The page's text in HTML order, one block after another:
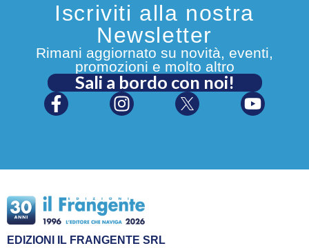
Iscriviti alla nostra
Newsletter
Rimani aggiornato su novità, eventi,
promozioni e molto altro
Sali a bordo con noi!
EDIZIONI IL FRANGENTE SRL